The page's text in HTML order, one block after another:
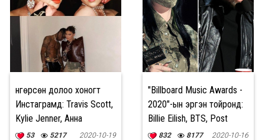
Өнгөрсөн долоо хоногт
Инстаграмд: Travis Scott,
Kylie Jenner, Анна
Каренина
53 5217 2020-10-19
"Billboard Music Awards -
2020"-ын эргэн тойронд:
Billie Eilish, BTS, Post
Malone
832 8177 2020-10-16